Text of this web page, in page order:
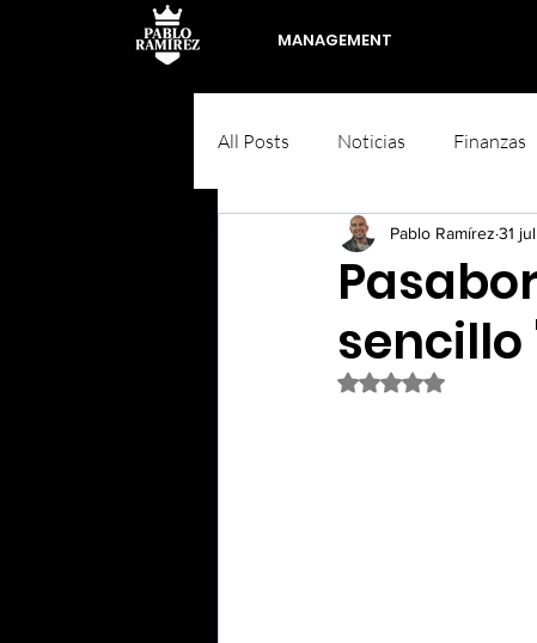
MANAGEMENT
All Posts Noticias Finanzas
sencillo
Pablo Ramírez 31
Obtuvo NaN de 5